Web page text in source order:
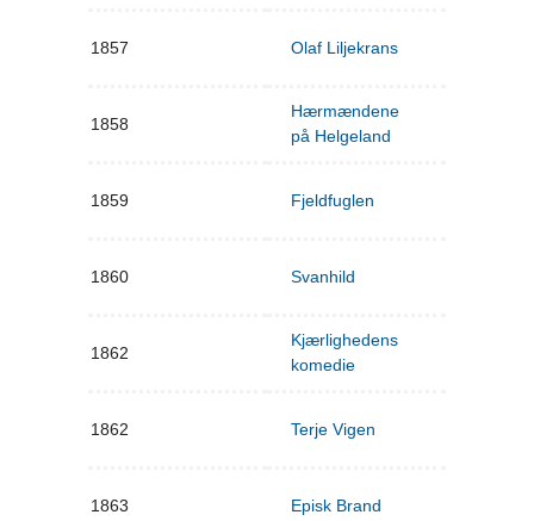
1857 Olaf Liljekrans
1858
Hærmændene
på Helgeland
1859 Fjeldfuglen
1860 Svanhild
1862
Kjærlighedens
komedie
1862 Terje Vigen
1863 Episk Brand